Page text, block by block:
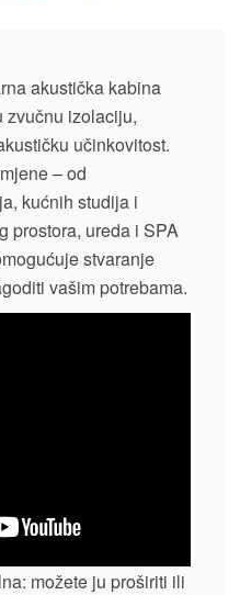
akustička kabina
zvučnu izolaciju,
učinkovitost.
– od
kućnih studija i
prostora, ureda i SPA
stvaranje
vašim potrebama.
možete ju proširiti ili